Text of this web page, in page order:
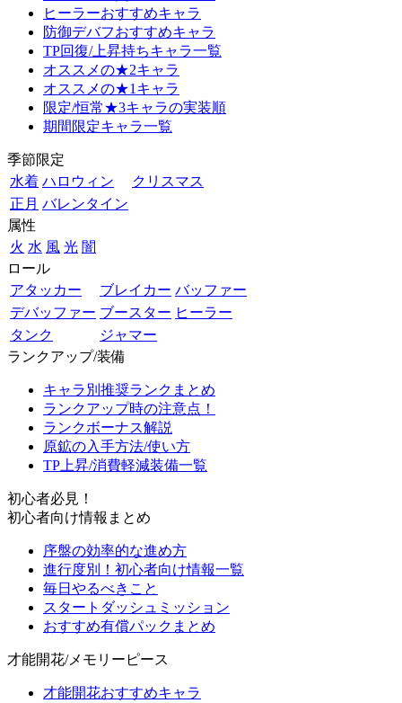
ヒーラーおすすめキャラ
防御デバフおすすめキャラ
TP回復/上昇持ちキャラ一覧
オススメの★2キャラ
オススメの★1キャラ
限定/恒常★3キャラの実装順
期間限定キャラ一覧
季節限定
水着 ハロウィン
クリスマス
正月 バレンタイン
属性
火 水 風 光 闇
ロール
アタッカー
ブレイカー バッファー
デバッファー ブースター ヒーラー
タンク
ジャマー
ランクアップ/装備
キャラ別推奨ランクまとめ
ランクアップ時の注意点！
ランクボーナス解説
原鉱の入手方法/使い方
TP上昇/消費軽減装備一覧
初心者必見！
初心者向け情報まとめ
序盤の効率的な進め方
進行度別！初心者向け情報一覧
毎日やるべきこと
スタートダッシュミッション
おすすめ有償パックまとめ
才能開花/メモリーピース
才能開花おすすめキャラ